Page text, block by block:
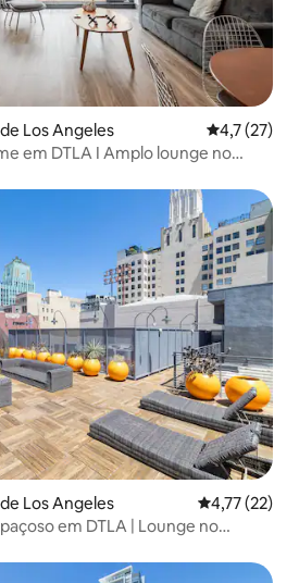
Los Angeles 4,7 de uma
4,7 (27)
em DTLA I Amplo lounge no
Los Angeles 4,77 de uma
4,77 (22)
em DTLA | Lounge no